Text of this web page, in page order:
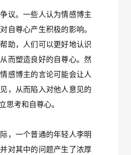
议。一些人认为情感博主
自尊心产生积极的影响。
助，人们可以更好地认识
而塑造良好的自尊心。然
感博主的言论可能会让人
，从而陷入对他人意见的
思考和自尊心。
，一个普通的年轻人李明
对其中的问题产生了浓厚